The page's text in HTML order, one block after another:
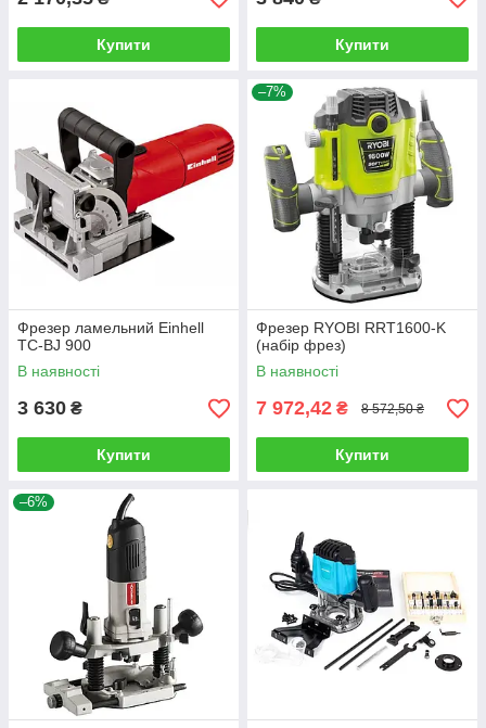
Купити Купити
Фрезер ламельний Einhell
TC-BJ 900
В наявності
3 630 ₴
Купити
–7%
Фрезер RYOBI RRT1600-K
(набір фрез)
В наявності
7 972,42 ₴ 8 572,50 ₴
Купити
–6%